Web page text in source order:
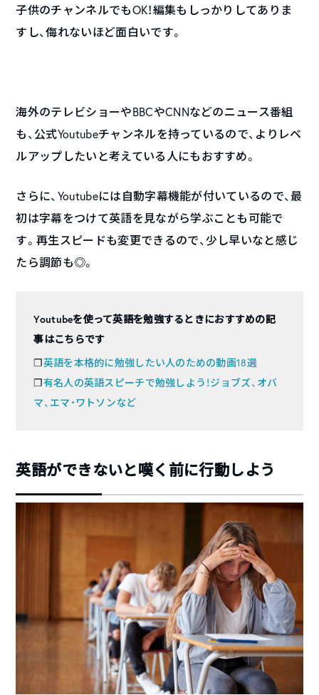
子供のチャンネルでもOK！編集もしっかりしてありま
すし、侮れないほど面白いです。
海外のテレビショーやBBCやCNNなどのニュース番組
も、公式Youtubeチャンネルを持っているので、よりレベ
ルアップしたいと考えている人にもおすすめ。
さらに、Youtubeには自動字幕機能が付いているので、最
初は字幕をつけて英語を見ながら学ぶことも可能で
す。再生スピードも変更できるので、少し早いなと感じ
たら調節も◎。
Youtubeを使って英語を勉強するときにおすすめの記
事はこちらです
❐英語を本格的に勉強したい人のための動画18選
❐有名人の英語スピーチで勉強しよう！ジョブズ、オバ
マ、エマ・ワトソンなど
英語ができないと嘆く前に行動しよう